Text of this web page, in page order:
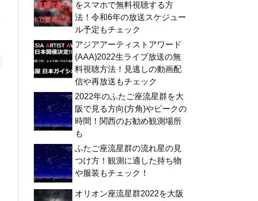
をスマホで無料視聴する方
法！令和6年の放送スケジュー
ル予定もチェック
アジアアーティストアワード
(AAA)2022生ライブ放送の無
料視聴方法！見逃しの動画配
信や再放送もチェック
2022年のふたご座流星群を大
阪で見る方向(方角)やピークの
時間！関西のお勧め観測場所
も
ふたご座流星群の流れ星の見
つけ方！観測に適した持ち物
や服装もチェック！
オリオン座流星群2022を大阪